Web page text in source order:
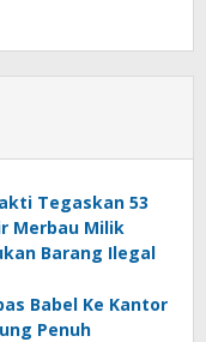
Tegaskan 53
Merbau Milik
Barang Ilegal
Babel Ke Kantor